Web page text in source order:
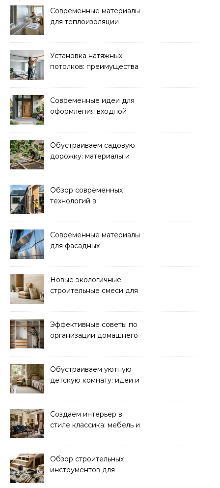
окрашивания
Современные материалы
для теплоизоляции
Установка натяжных
потолков: преимущества
Современные идеи для
оформления входной
Обустраиваем садовую
дорожку: материалы и
Обзор современных
технологий в
домов
Современные материалы
для фасадных
новинок
Новые экологичные
строительные смеси для
Эффективные советы по
организации домашнего
Обустраиваем уютную
детскую комнату: идеи и
Создаем интерьер в
стиле классика: мебель и
Обзор строительных
инструментов для